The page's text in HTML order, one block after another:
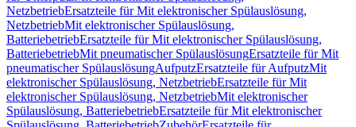
NetzbetriebErsatzteile für Mit elektronischer Spülauslösung,
NetzbetriebMit elektronischer Spülauslösung,
BatteriebetriebErsatzteile für Mit elektronischer Spülauslösung,
BatteriebetriebMit pneumatischer SpülauslösungErsatzteile für Mit
pneumatischer SpülauslösungAufputzErsatzteile für AufputzMit
elektronischer Spülauslösung, NetzbetriebErsatzteile für Mit
elektronischer Spülauslösung, NetzbetriebMit elektronischer
Spülauslösung, BatteriebetriebErsatzteile für Mit elektronischer